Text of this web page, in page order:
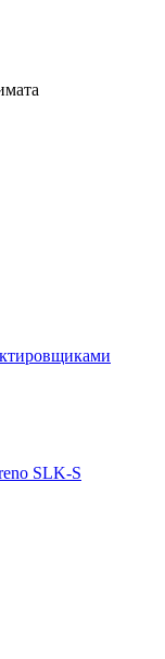
SLK-S